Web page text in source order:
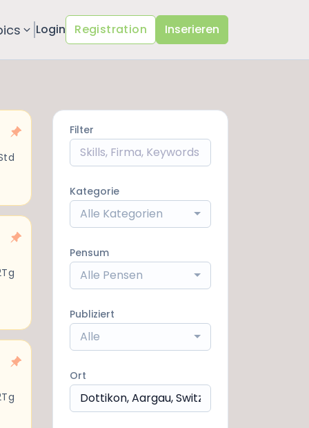
Login Registration Inserieren
Filter
Kategorie
Alle Kategorien
Pensum
Alle Pensen
Publiziert
Alle
Ort